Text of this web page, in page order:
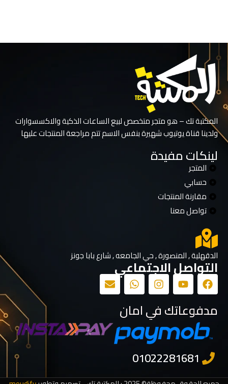
المكتبة تك – هو متجر متخصص لبيع الساعات الذكية والاكسسوارات
ولدينا قناة يوتيوب شهيرة بنفس الاسم تتم مراجعة المنتجات عليها
لينكات مفيدة
المتجر
حسابي
مقارنة المنتجات
تواصل معنا
الدقهلية , المنصورة , حي الجامعه , شارع بابا جونز
التواصل الاجتماعي
مدفوعاتك في امان